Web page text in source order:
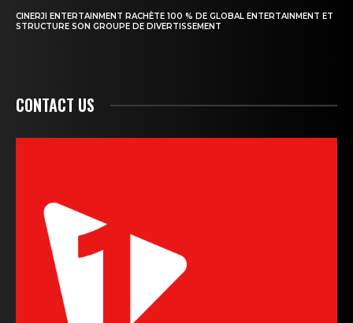
CINERJI ENTERTAINMENT RACHÈTE 100 % DE GLOBAL ENTERTAINMENT ET
STRUCTURE SON GROUPE DE DIVERTISSEMENT
CONTACT US